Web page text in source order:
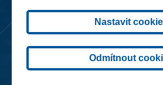
Nastavit
Odmítnout
14. 07. 2026
FCC České Budějovice
sběrný dvůr v Plané